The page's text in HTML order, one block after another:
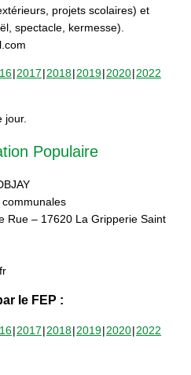
projets scolaires) et
spectacle, kermesse).
2017 2018 2019 2020 2022
jour.
Populaire
Rue – 17620 La Gripperie Saint
le FEP :
2017 2018 2019 2020 2022